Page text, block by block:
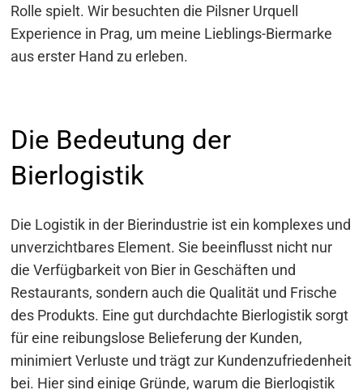
Rolle spielt. Wir besuchten die Pilsner Urquell
Experience in Prag, um meine Lieblings-Biermarke
aus erster Hand zu erleben.
Die Bedeutung der
Bierlogistik
Die Logistik in der Bierindustrie ist ein komplexes und
unverzichtbares Element. Sie beeinflusst nicht nur
die Verfügbarkeit von Bier in Geschäften und
Restaurants, sondern auch die Qualität und Frische
des Produkts. Eine gut durchdachte Bierlogistik sorgt
für eine reibungslose Belieferung der Kunden,
minimiert Verluste und trägt zur Kundenzufriedenheit
bei. Hier sind einige Gründe, warum die Bierlogistik